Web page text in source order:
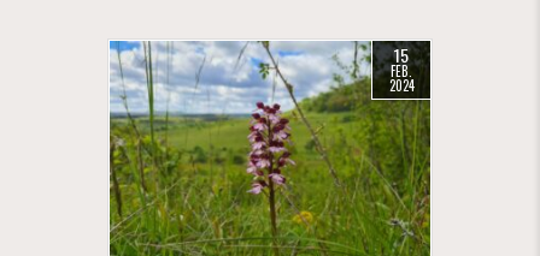
15
FEB.
2024